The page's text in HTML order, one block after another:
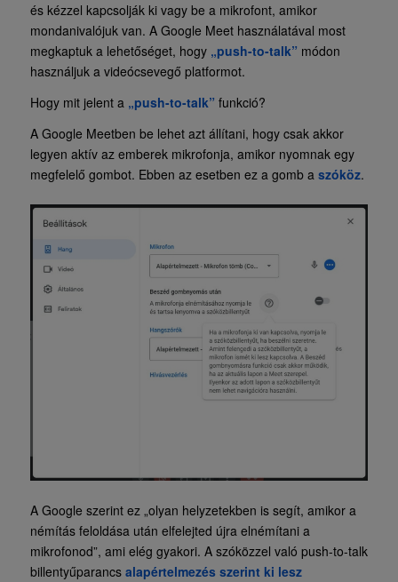
és kézzel kapcsolják ki vagy be a mikrofont, amikor
mondanivalójuk van. A Google Meet használatával most
megkaptuk a lehetőséget, hogy „push-to-talk” módon
használjuk a videócsevegő platformot.
Hogy mit jelent a „push-to-talk” funkció?
A Google Meetben be lehet azt állítani, hogy csak akkor
legyen aktív az emberek mikrofonja, amikor nyomnak egy
megfelelő gombot. Ebben az esetben ez a gomb a szóköz.
A Google szerint ez „olyan helyzetekben is segít, amikor a
némítás feloldása után elfelejted újra elnémítani a
mikrofonod”, ami elég gyakori. A szóközzel való push-to-talk
billentyűparancs alapértelmezés szerint ki lesz